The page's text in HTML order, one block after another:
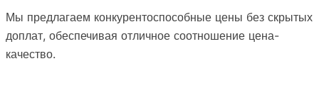
Мы предлагаем конкурентоспособные цены без скрытых
доплат, обеспечивая отличное соотношение цена-
качество.